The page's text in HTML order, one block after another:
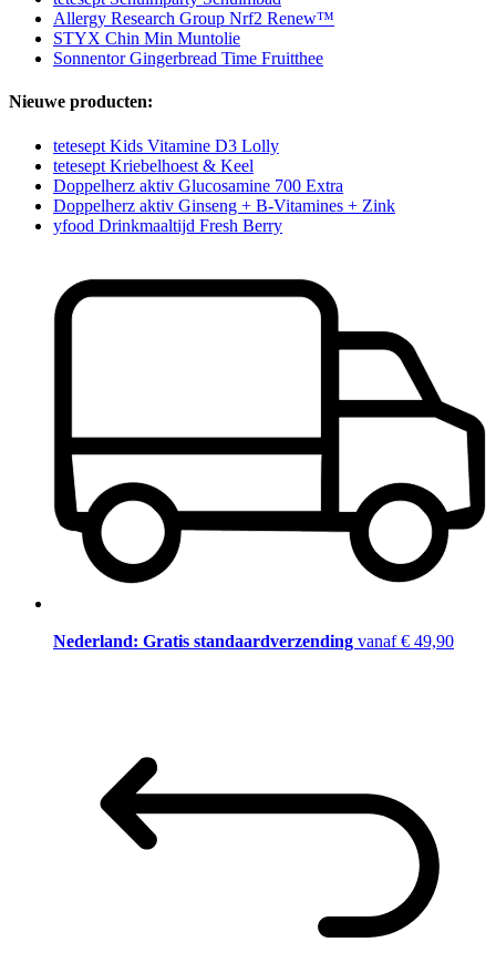
Allergy Research Group Nrf2 Renew™
STYX Chin Min Muntolie
Sonnentor Gingerbread Time Fruitthee
Nieuwe producten:
tetesept Kids Vitamine D3 Lolly
tetesept Kriebelhoest & Keel
Doppelherz aktiv Glucosamine 700 Extra
Doppelherz aktiv Ginseng + B-Vitamines + Zink
yfood Drinkmaaltijd Fresh Berry
Nederland: Gratis standaardverzending vanaf € 49,90